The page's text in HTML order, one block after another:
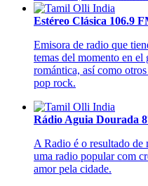
Estéreo Clásica 106.9
Emisora de radio que
temas del momento en el
romántica, así como
pop rock.
Rádio Aguia Dourada
A Radio é o resultado de
uma radio popular com
amor pela cidade.